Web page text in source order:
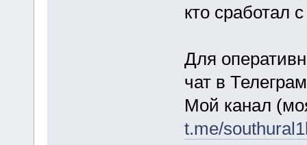
кто сработал
Для
чат в
Мой канал
t.me/